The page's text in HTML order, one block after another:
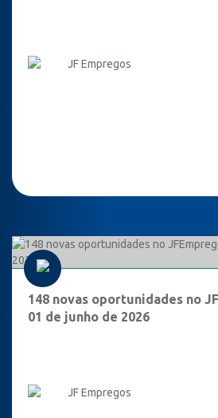
JF Empregos
148 novas oportunidades no
01 de junho de 2026
JF Empregos